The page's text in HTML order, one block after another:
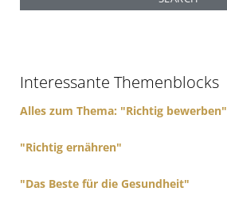
r
o
Interessante Themenblocks
Alles zum Thema: "Richtig bewerben"
"Richtig ernähren"
"Das Beste für die Gesundheit"